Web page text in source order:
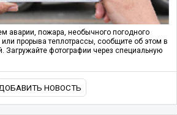
аварии, пожара, необычного погодного
прорыва теплотрассы, сообщите об этом в
Загружайте фотографии через специальную
НОВОСТЬ